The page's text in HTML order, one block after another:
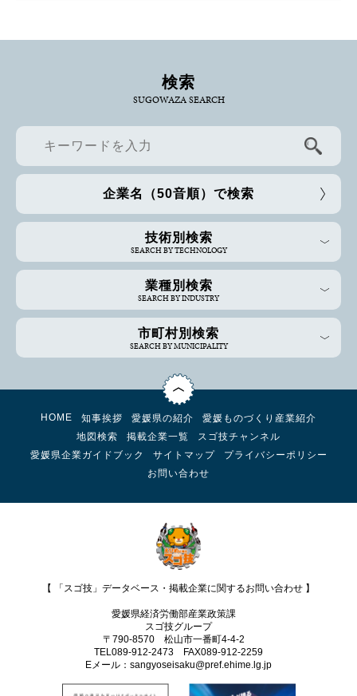
検索
SUGOWAZA SEARCH
企業名（50音順）で検索
技術別検索
SEARCH BY TECHNOLOGY
業種別検索
SEARCH BY INDUSTRY
市町村別検索
SEARCH BY MUNICIPALITY
HOME 知事挨拶 愛媛県の紹介
愛媛ものづくり産業紹介
地図検索
掲載企業一覧
スゴ技チャンネル
愛媛県企業ガイドブック
サイトマップ
プライバシーポリシー
お問い合わせ
【 「スゴ技」データベース・掲載企業に関するお問い合わせ 】
愛媛県経済労働部産業政策課
スゴ技グループ
〒790-8570 松山市一番町4-4-2
TEL089-912-2473 FAX089‐912-2259
Eメール：sangyoseisaku@pref.ehime.lg.jp